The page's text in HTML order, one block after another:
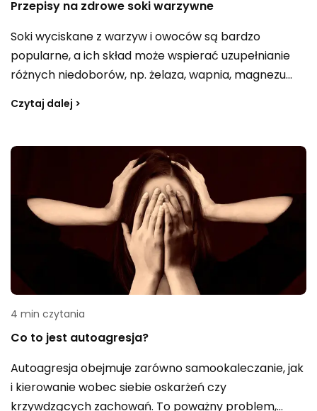
Przepisy na zdrowe soki warzywne
Soki wyciskane z warzyw i owoców są bardzo
popularne, a ich skład może wspierać uzupełnianie
różnych niedoborów, np. żelaza, wapnia, magnezu
zależności od kompozycji bywają postrzegane jako
witaminą E i C. Jak tworzyć przepisy na smaczne,
zdrowe soki i na co zwracać uwagę, jeśli celem jest
również wsparcie organizmu w oczyszczaniu z
toksyn?
Czytaj dalej >
4 min czytania
Co to jest autoagresja?
Autoagresja obejmuje zarówno samookaleczanie, jak
i kierowanie wobec siebie oskarżeń czy
krzywdzących zachowań. To poważny problem,